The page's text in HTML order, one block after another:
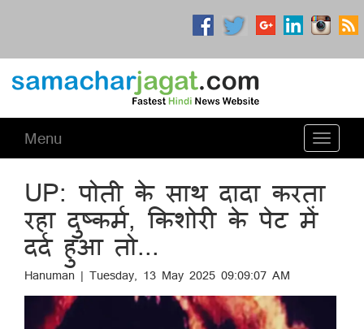
Toggle
Menu
UP: पोती के साथ दादा करता
रहा दुष्कर्म, किशोरी के पेट में
दर्द हुआ तो...
Hanuman | Tuesday, 13 May 2025 09:09:07 AM